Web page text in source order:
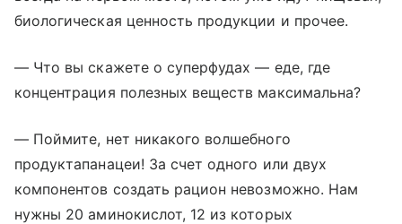
биологическая ценность продукции и прочее.
— Что вы скажете о суперфудах — еде, где
концентрация полезных веществ максимальна?
— Поймите, нет никакого волшебного
продуктапанацеи! За счет одного или двух
компонентов создать рацион невозможно. Нам
нужны 20 аминокислот, 12 из которых